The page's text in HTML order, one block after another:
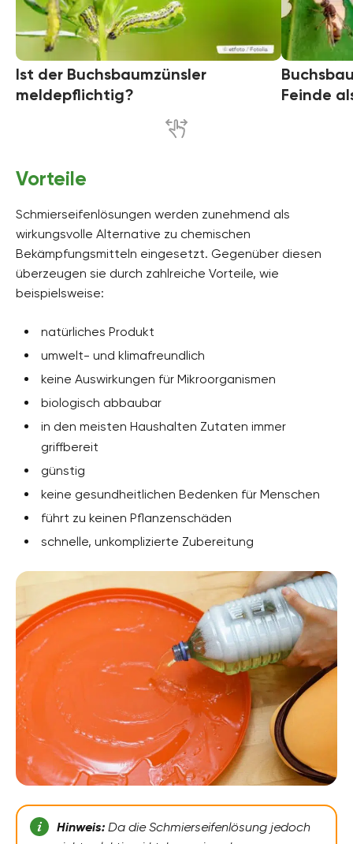
Ist der Buchsbaumzünsler
meldepflichtig?
Feinde
Vorteile
Schmierseifenlösungen werden zunehmend als
wirkungsvolle Alternative zu chemischen
Bekämpfungsmitteln eingesetzt. Gegenüber diesen
überzeugen sie durch zahlreiche Vorteile, wie
beispielsweise:
natürliches Produkt
umwelt- und klimafreundlich
keine Auswirkungen für Mikroorganismen
biologisch abbaubar
in den meisten Haushalten Zutaten immer
griffbereit
günstig
keine gesundheitlichen Bedenken für Menschen
führt zu keinen Pflanzenschäden
schnelle, unkomplizierte Zubereitung
Hinweis:Da die Schmierseifenlösung jedoch